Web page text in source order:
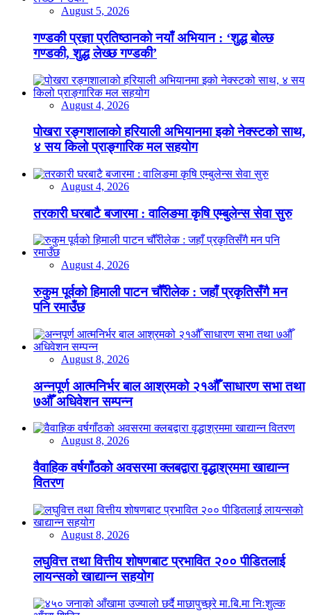
August 5, 2026
गण्डकी प्रज्ञा प्रतिष्ठानको नयाँ अभियान : ‘शुद्ध बोल्छ
गण्डकी, शुद्ध लेख्छ गण्डकी’
August 4, 2026
पोखरा रङ्गशालाको हरियाली अभियानमा इको नेक्स्टको साथ,
४ सय किलो प्राङ्गारिक मल सहयोग
August 4, 2026
तरकारी घरबाटै बजारमा : वालिङमा कृषि एम्बुलेन्स सेवा सुरु
August 4, 2026
रुकुम पूर्वको हिमाली पाटन चौँरीलेक : जहाँ प्रकृतिसँगै मन
पनि रमाउँछ
August 8, 2026
अन्नपूर्ण आत्मनिर्भर बाल आश्रमको २१औँ साधारण सभा तथा
७औँ अधिवेशन सम्पन्न
August 8, 2026
वैवाहिक वर्षगाँठको अवसरमा क्लबद्वारा वृद्धाश्रममा खाद्यान्न
वितरण
August 8, 2026
लघुवित्त तथा वित्तीय शोषणबाट प्रभावित २०० पीडितलाई
लायन्सको खाद्यान्न सहयोग